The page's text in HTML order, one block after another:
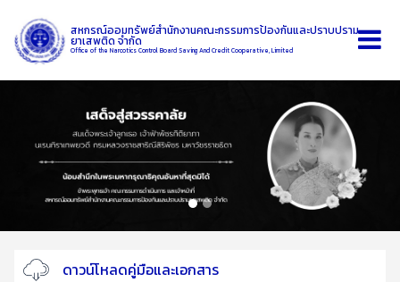
สหกรณ์ออมทรัพย์สำนักงานคณะกรรมการป้องกันและปราบปราม
ยาเสพติด จำกัด
Office of the Narcotics Control Board Saving And Credit Cooperative, Limited
ดาวน์โหลดคู่มือและเอกสาร